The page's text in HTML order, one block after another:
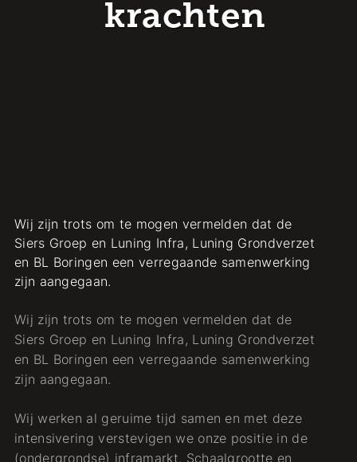
krachten
Wij zijn trots om te mogen vermelden dat de
Siers Groep en Luning Infra, Luning Grondverzet
en BL Boringen een verregaande samenwerking
zijn aangegaan.
Wij zijn trots om te mogen vermelden dat de
Siers Groep en Luning Infra, Luning Grondverzet
en BL Boringen een verregaande samenwerking
zijn aangegaan.
Wij werken al geruime tijd samen en met deze
intensivering verstevigen we onze positie in de
(ondergrondse) inframarkt. Schaalgrootte en